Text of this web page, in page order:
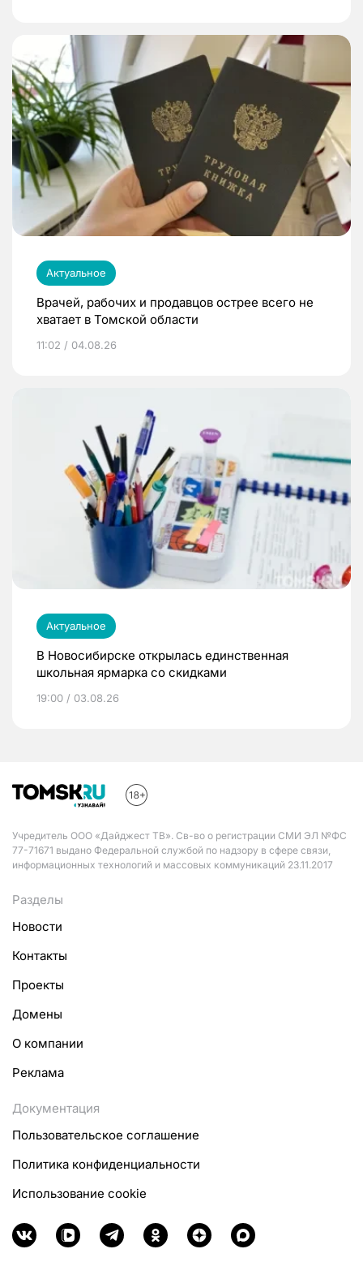
Актуальное
Врачей, рабочих и продавцов острее всего не
хватает в Томской области
11:02 / 04.08.26
Актуальное
В Новосибирске открылась единственная
школьная ярмарка со скидками
19:00 / 03.08.26
Учредитель ООО «Дайджест ТВ». Св-во о регистрации СМИ ЭЛ №ФС
77-71671 выдано Федеральной службой по надзору в сфере связи,
информационных технологий и массовых коммуникаций 23.11.2017
Разделы
Новости
Контакты
Проекты
Домены
О компании
Реклама
Документация
Пользовательское соглашение
Политика конфиденциальности
Использование cookie